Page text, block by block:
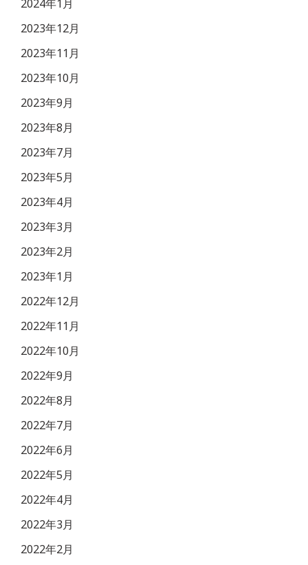
2024年1月
2023年12月
2023年11月
2023年10月
2023年9月
2023年8月
2023年7月
2023年5月
2023年4月
2023年3月
2023年2月
2023年1月
2022年12月
2022年11月
2022年10月
2022年9月
2022年8月
2022年7月
2022年6月
2022年5月
2022年4月
2022年3月
2022年2月